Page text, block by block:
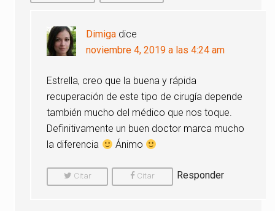
Comentario
Comentario
Dimiga dice
noviembre 4, 2019 a las 4:24 am
Estrella, creo que la buena y rápida
recuperación de este tipo de cirugía depende
también mucho del médico que nos toque.
Definitivamente un buen doctor marca mucho
la diferencia
Ánimo
Citar
Comentario
Citar
Comentario
Responder